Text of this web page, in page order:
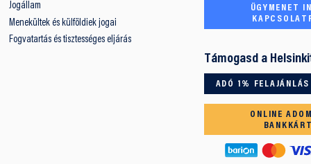
Jogállam
Menekültek és külföldiek jogai
Fogvatartás és tisztességes eljárás
ÜGYMENET
Támogasd a
ADÓ 1% FELAJÁNLÁS
ONLINE